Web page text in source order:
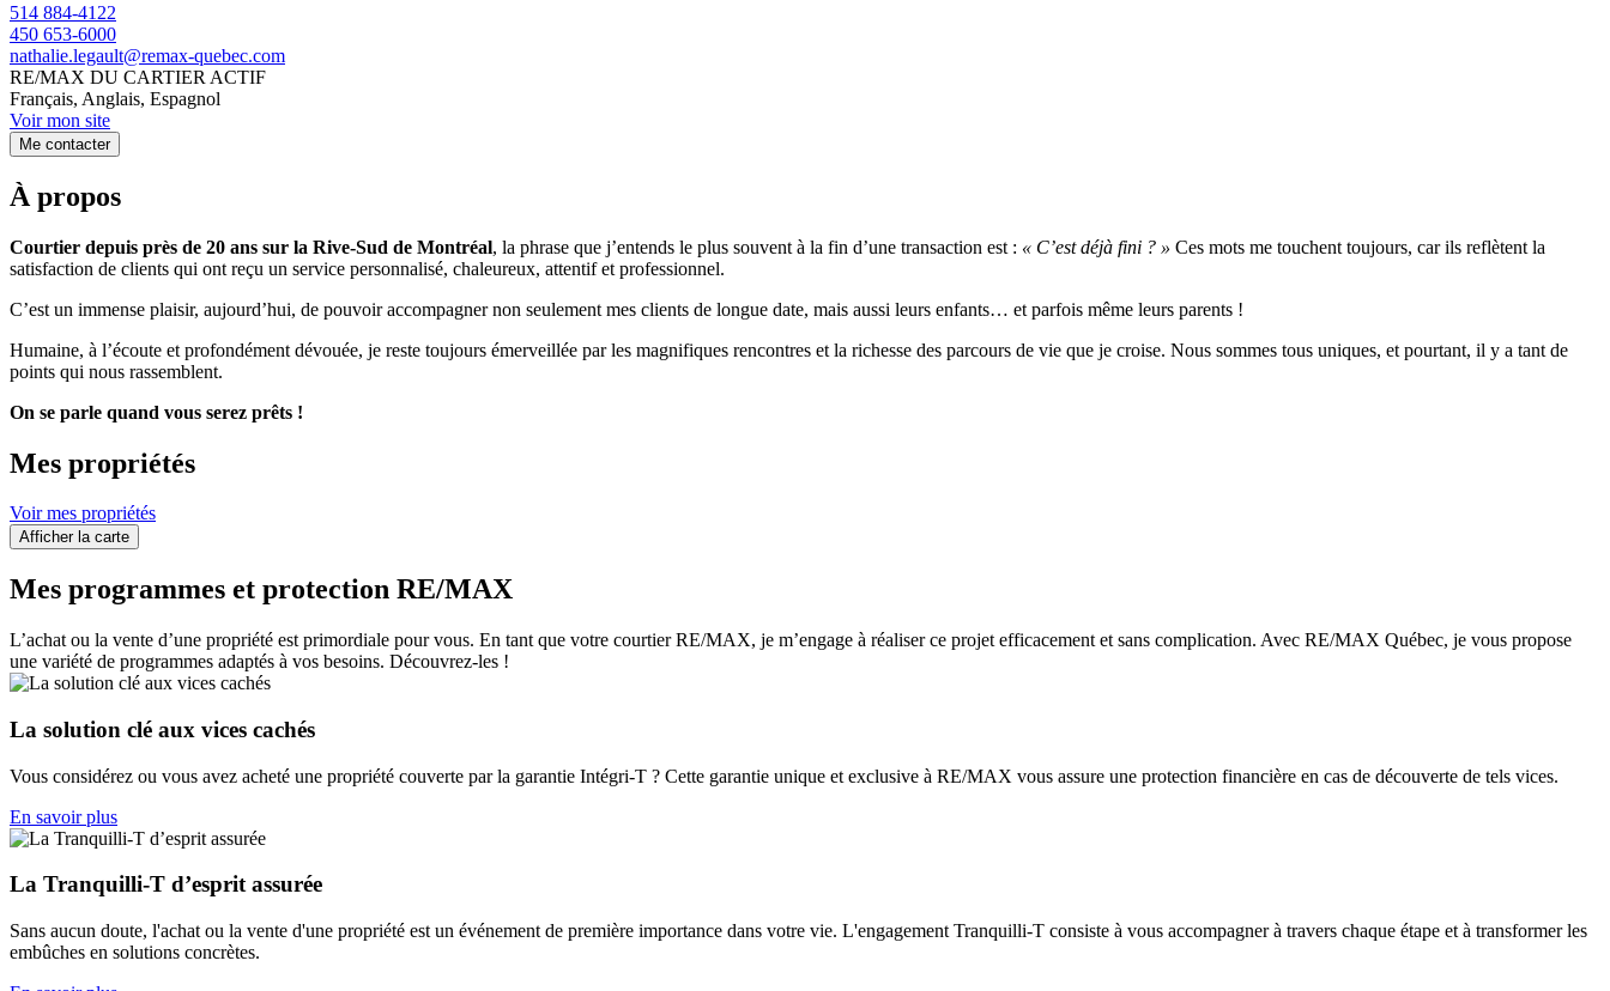
514 884-4122
450 653-6000
nathalie.legault@remax-quebec.com
RE/MAX DU CARTIER ACTIF
Français, Anglais, Espagnol
Voir mon site
Me contacter
À propos
Courtier depuis près de 20 ans sur la Rive-Sud de Montréal, la phrase que j’entends le plus souvent à la fin d’une transaction est : « C’est déjà fini ? » Ces mots me touchent toujours, car ils reflètent la
satisfaction de clients qui ont reçu un service personnalisé, chaleureux, attentif et professionnel.
C’est un immense plaisir, aujourd’hui, de pouvoir accompagner non seulement mes clients de longue date, mais aussi leurs enfants… et parfois même leurs parents !
Humaine, à l’écoute et profondément dévouée, je reste toujours émerveillée par les magnifiques rencontres et la richesse des parcours de vie que je croise. Nous sommes tous uniques, et pourtant, il y a tant de
points qui nous rassemblent.
On se parle quand vous serez prêts !
Mes propriétés
Voir mes propriétés
Afficher la carte
Mes programmes et protection RE/MAX
L’achat ou la vente d’une propriété est primordiale pour vous. En tant que votre courtier RE/MAX, je m’engage à réaliser ce projet efficacement et sans complication. Avec RE/MAX Québec, je vous propose
une variété de programmes adaptés à vos besoins. Découvrez-les !
La solution clé aux vices cachés
Vous considérez ou vous avez acheté une propriété couverte par la garantie Intégri-T ? Cette garantie unique et exclusive à RE/MAX vous assure une protection financière en cas de découverte de tels vices.
En savoir plus
La Tranquilli-T d’esprit assurée
Sans aucun doute, l'achat ou la vente d'une propriété est un événement de première importance dans votre vie. L'engagement Tranquilli-T consiste à vous accompagner à travers chaque étape et à transformer les
embûches en solutions concrètes.